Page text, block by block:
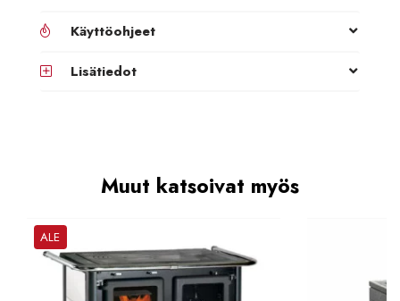
Käyttöohjeet
Lisätiedot
Muut katsoivat myös
ALE